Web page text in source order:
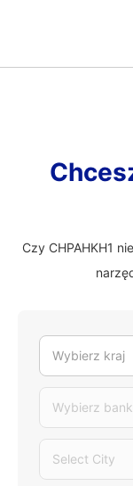
Czy CHPAHKH1
Wybierz kraj
Wybierz bank
Select City